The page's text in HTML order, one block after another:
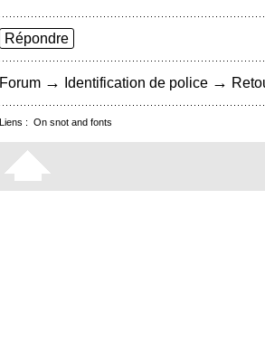
Répondre
Forum → Identification de police →
Liens : On snot and fonts